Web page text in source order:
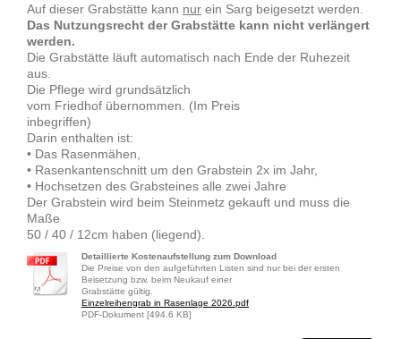
Auf dieser Grabstätte kann nur ein Sarg beigesetzt werden.
Das Nutzungsrecht der Grabstätte kann nicht verlängert
werden.
Die Grabstätte läuft automatisch nach Ende der Ruhezeit
aus.
Die Pflege wird grundsätzlich
vom Friedhof übernommen. (Im Preis
inbegriffen)
Darin enthalten ist:
• Das Rasenmähen,
• Rasenkantenschnitt um den Grabstein 2x im Jahr,
• Hochsetzen des Grabsteines alle zwei Jahre
Der Grabstein wird beim Steinmetz gekauft und muss die
Maße
50 / 40 / 12cm haben (liegend).
Detaillierte Kostenaufstellung zum Download
Die Preise von den aufgeführten Listen sind nur bei der ersten
Beisetzung bzw. beim Neukauf einer
Grabstätte gültig.
Einzelreihengrab in Rasenlage 2026.pdf
PDF-Dokument [494.6 KB]